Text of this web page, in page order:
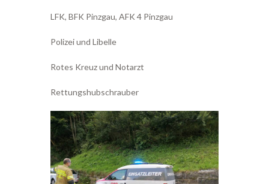
LFK, BFK Pinzgau, AFK 4 Pinzgau
Polizei und Libelle
Rotes Kreuz und Notarzt
Rettungshubschrauber